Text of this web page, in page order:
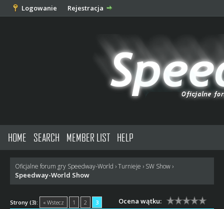
Logowanie Rejestracja
HOME SEARCH MEMBER LIST HELP
Oficjalne forum gry Speedway-World ›Turnieje › SW Show ›
Speedway-World Show
Strony (3): « Wstecz 1 2 3 Ocena wątku: